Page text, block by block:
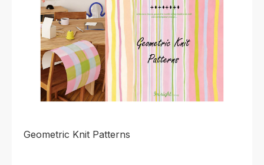
Geometric Knit Patterns